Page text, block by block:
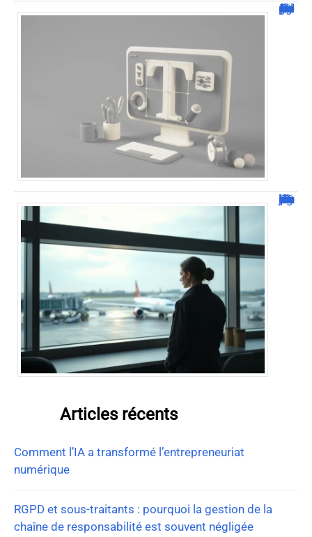
Dafont Police : guide complet pour télécharger !
Combien de jour pour un décès d’un parent à l’étranger ?
Articles récents
Comment l’IA a transformé l’entrepreneuriat
numérique
RGPD et sous-traitants : pourquoi la gestion de la
chaîne de responsabilité est souvent négligée